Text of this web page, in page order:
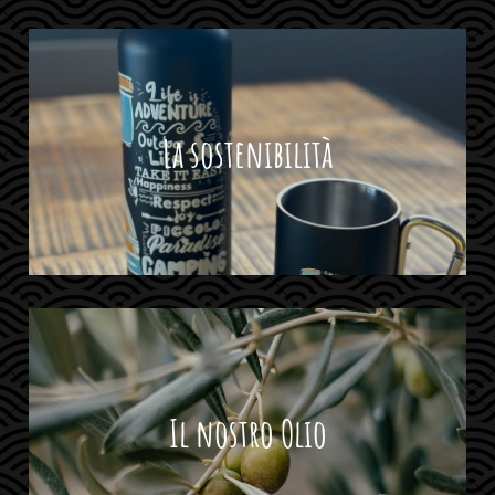
La sostenibilità
Il nostro Olio